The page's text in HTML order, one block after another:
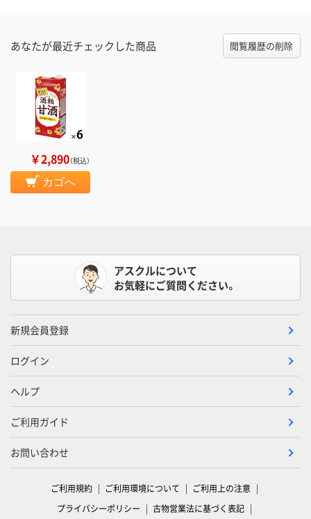
あなたが最近チェックした商品 閲覧履歴の削除
￥2,890（税込）
カゴへ
アスクルについて
お気軽にご質問ください。
新規会員登録
ログイン
ヘルプ
ご利用ガイド
お問い合わせ
ご利用規約 ご利用環境について
ご利用上の注意
プライバシーポリシー
古物営業法に基づく表記